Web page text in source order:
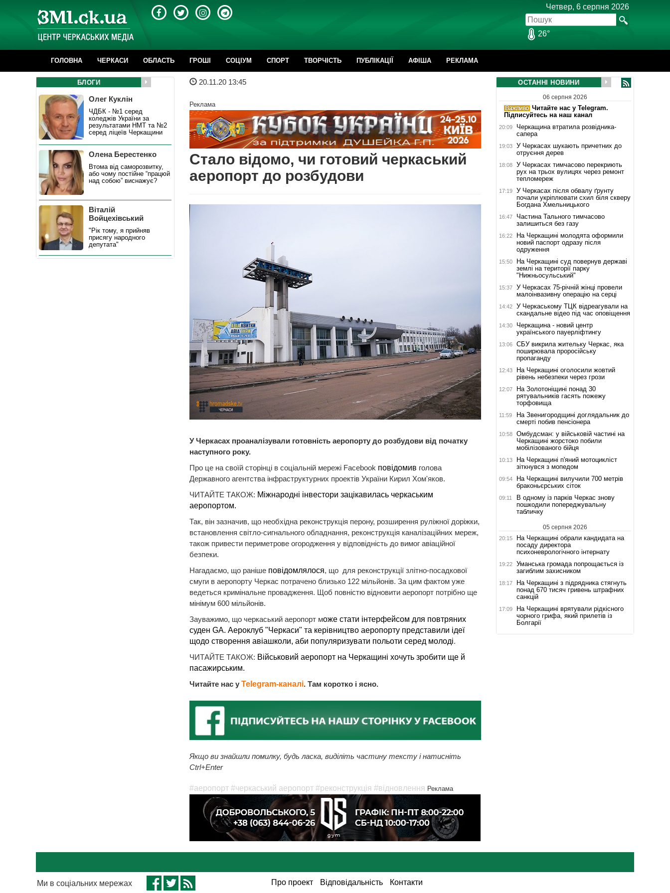
Четвер, 6 серпня 2026
26°
ГОЛОВНА ЧЕРКАСИ ОБЛАСТЬ ГРОШІ CОЦІУМ СПОРТ ТВОРЧІСТЬ ПУБЛІКАЦІЇ АФІША РЕКЛАМА
20.11.20 13:45
Реклама
Стало відомо, чи готовий черкаський
аеропорт до розбудови
У Черкасах проаналізували готовність аеропорту до розбудови від початку
наступного року.
Про це на своїй сторінці в соціальній мережі Facebook повідомив голова
Державного агентства інфраструктурних проектів України Кирил Хом'яков.
ЧИТАЙТЕ ТАКОЖ: Міжнародні інвестори зацікавилась черкаським
аеропортом.
Так, він зазначив, що необхідна реконструкція перону, розширення руліжної доріжки,
встановлення світло-сигнального обладнання, реконструкція каналізаційних мереж,
також привести периметрове огородження у відповідність до вимог авіаційної
безпеки.
Нагадаємо, що раніше повідомлялося, що для реконструкції злітно-посадкової
смуги в аеропорту Черкас потрачено близько 122 мільйонів. За цим фактом уже
ведеться кримінальне провадження. Щоб повністю відновити аеропорт потрібно ще
мінімум 600 мільйонів.
Зауважимо, що черкаський аеропорт може стати інтерфейсом для повтряних
суден GA. Аероклуб "Черкаси" та керівництво аеропорту представили ідеї
щодо створення авіашколи, аби популяризувати польоти серед молоді.
ЧИТАЙТЕ ТАКОЖ: Військовий аеропорт на Черкащині хочуть зробити ще й
пасажирським.
Читайте нас у Telegram-каналі. Там коротко і ясно.
Якщо ви знайшли помилку, будь ласка, виділіть частину тексту і натисніть
Ctrl+Enter
#аеропорт #черкаський аеропорт #реконструкція #відновлення Реклама
БЛОГИ
Олег Куклін
ЧДБК - №1 серед
коледжів України за
результатами НМТ та №2
серед ліцеїв Черкащини
Олена Берестенко
Втома від саморозвитку,
або чому постійне “працюй
над собою” виснажує?
Віталій
Войцехівський
"Рік тому, я прийняв
присягу народного
депутата"
ОСТАННІ НОВИНИ
06 серпня 2026
Читайте нас у Telegram.
Підписуйтесь на наш канал
20:09
Черкащина втратила розвідника-
сапера
19:03
У Черкасах шукають причетних до
отруєння дерев
18:08
У Черкасах тимчасово перекриють
рух на трьох вулицях через ремонт
тепломереж
17:19
У Черкасах після обвалу ґрунту
почали укріплювати схил біля скверу
Богдана Хмельницького
16:47
Частина Тального тимчасово
залишиться без газу
16:22
На Черкащині молодята оформили
новий паспорт одразу після
одруження
15:50
На Черкащині суд повернув державі
землі на території парку
"Нижньосульський"
15:37
У Черкасах 75-річній жінці провели
малоінвазивну операцію на серці
14:42
У Черкаському ТЦК відреагували на
скандальне відео під час оповіщення
14:30
Черкащина - новий центр
українського пауерліфтингу
13:06
СБУ викрила жительку Черкас, яка
поширювала проросійську
пропаганду
12:43
На Черкащині оголосили жовтий
рівень небезпеки через грози
12:07
На Золотоніщині понад 30
рятувальників гасять пожежу
торфовища
11:59
На Звенигородщині доглядальник до
смерті побив пенсіонера
10:58
Омбудсман: у військовій частині на
Черкащині жорстоко побили
мобілізованого бійця
10:13
На Черкащині п'яний мотоцикліст
зіткнувся з мопедом
09:54
На Черкащині вилучили 700 метрів
браконьєрських сіток
09:11
В одному із парків Черкас знову
пошкодили попереджувальну
табличку
05 серпня 2026
20:15
На Черкащині обрали кандидата на
посаду директора
психоневрологічного інтернату
19:22
Уманська громада попрощається із
загиблим захисником
18:17
На Черкащині з підрядника стягнуть
понад 670 тисяч гривень штрафних
санкцій
17:09
На Черкащині врятували рідкісного
чорного грифа, який прилетів із
Болгарії
Ми в соціальних мережах Про проект Відповідальність Контакти